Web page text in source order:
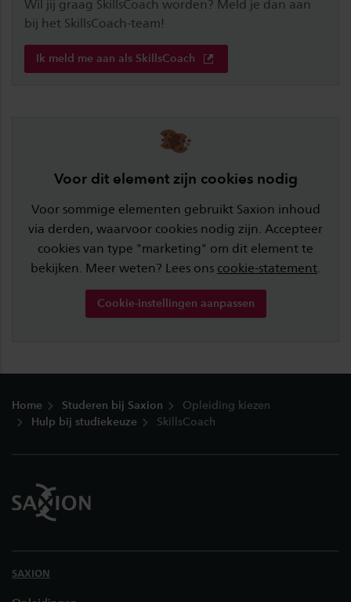
Wil jij graag SkillsCoach worden? Meld je dan aan
bij het SkillsCoach-team!
Ik meld me aan als SkillsCoach
Voor dit element zijn cookies nodig
Voor sommige elementen gebruikt Saxion inhoud
via derden, waarvoor cookies nodig zijn. Accepteer
cookies van type "marketing" om dit element te
bekijken. Meer weten? Lees ons cookie-statement.
Cookie-instellingen aanpassen
Home Studeren bij Saxion
Opleiding kiezen
Hulp bij studiekeuze
SkillsCoach
SAXION